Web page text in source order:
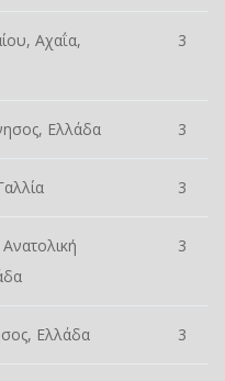
Αχαΐα,
3
Ελλάδα 3
3
3
Ελλάδα 3